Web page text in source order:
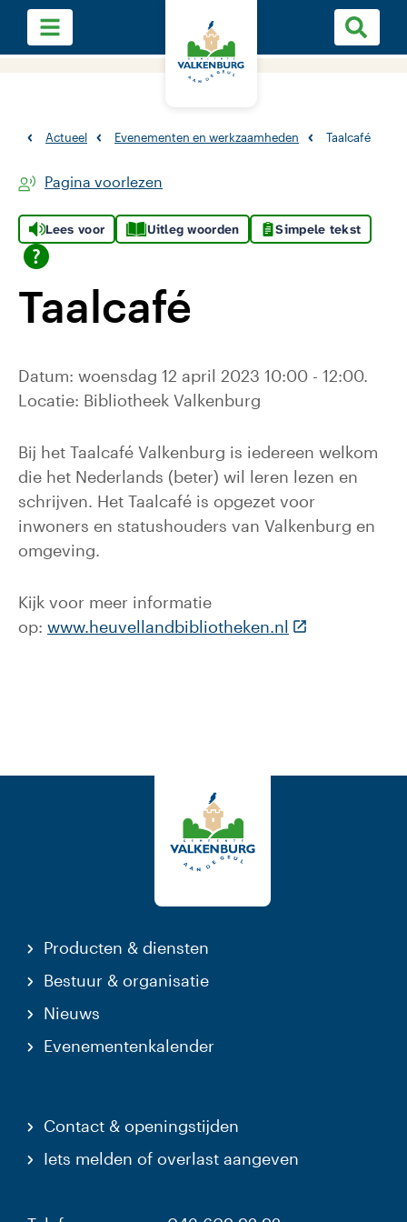
Actueel Evenementen en werkzaamheden Taalcafé
Pagina voorlezen
Lees voor Uitleg woorden Simpele tekst
Taalcafé
Datum: woensdag 12 april 2023 10:00 - 12:00.
Locatie: Bibliotheek Valkenburg
Bij het Taalcafé Valkenburg is iedereen welkom
die het Nederlands (beter) wil leren lezen en
schrijven. Het Taalcafé is opgezet voor
inwoners en statushouders van Valkenburg en
omgeving.
Kijk voor meer informatie
op: www.heuvellandbibliotheken.nl (Deze link
Producten & diensten
Bestuur & organisatie
Nieuws
Evenementenkalender
Contact & openingstijden
Iets melden of overlast aangeven